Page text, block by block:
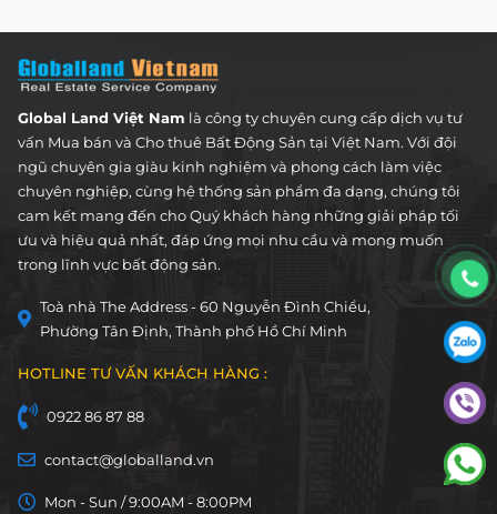
Global Land Việt Nam là công ty chuyên cung cấp dịch vụ tư
vấn Mua bán và Cho thuê Bất Động Sản tại Việt Nam. Với đội
ngũ chuyên gia giàu kinh nghiệm và phong cách làm việc
chuyên nghiệp, cùng hệ thống sản phẩm đa dạng, chúng tôi
cam kết mang đến cho Quý khách hàng những giải pháp tối
ưu và hiệu quả nhất, đáp ứng mọi nhu cầu và mong muốn
trong lĩnh vực bất động sản.
Toà nhà The Address - 60 Nguyễn Đình Chiểu,
Phường Tân Định, Thành phố Hồ Chí Minh
HOTLINE TƯ VẤN KHÁCH HÀNG :
0922 86 87 88
contact@globalland.vn
Mon - Sun / 9:00AM - 8:00PM